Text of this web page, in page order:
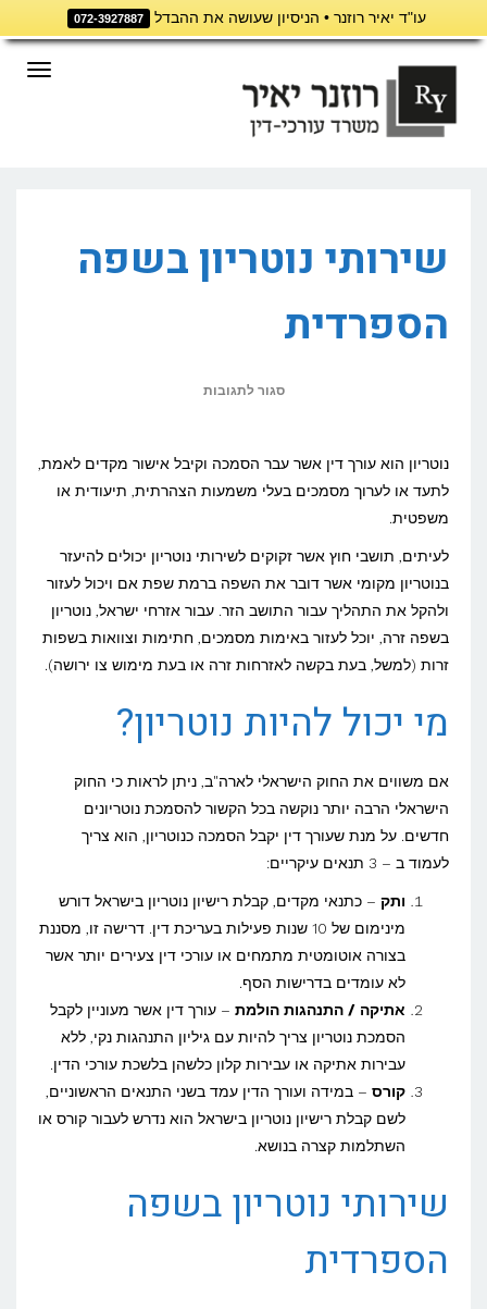
עו"ד יאיר רוזנר • הניסיון שעושה את ההבדל 072-3927887
לתוכן
שירותי נוטריון בשפה
הספרדית
סגור לתגובות
נוטריון
בשפה
נוטריון הוא עורך דין אשר עבר הסמכה וקיבל אישור מקדים לאמת,
לתעד או לערוך מסמכים בעלי משמעות הצהרתית, תיעודית או
משפטית.
לעיתים, תושבי חוץ אשר זקוקים לשירותי נוטריון יכולים להיעזר
בנוטריון מקומי אשר דובר את השפה ברמת שפת אם ויכול לעזור
ולהקל את התהליך עבור התושב הזר. עבור אזרחי ישראל, נוטריון
בשפה זרה, יוכל לעזור באימות מסמכים, חתימות וצוואות בשפות
זרות (למשל, בעת בקשה לאזרחות זרה או בעת מימוש צו ירושה).
מי יכול להיות נוטריון?
אם משווים את החוק הישראלי לארה"ב, ניתן לראות כי החוק
הישראלי הרבה יותר נוקשה בכל הקשור להסמכת נוטריונים
חדשים. על מנת שעורך דין יקבל הסמכה כנוטריון, הוא צריך
לעמוד ב – 3 תנאים עיקריים:
ותק – כתנאי מקדים, קבלת רישיון נוטריון בישראל דורש
מינימום של 10 שנות פעילות בעריכת דין. דרישה זו, מסננת
בצורה אוטומטית מתמחים או עורכי דין צעירים יותר אשר
לא עומדים בדרישות הסף.
אתיקה / התנהגות הולמת – עורך דין אשר מעוניין לקבל
הסמכת נוטריון צריך להיות עם גיליון התנהגות נקי, ללא
עבירות אתיקה או עבירות קלון כלשהן בלשכת עורכי הדין.
קורס – במידה ועורך הדין עמד בשני התנאים הראשוניים,
לשם קבלת רישיון נוטריון בישראל הוא נדרש לעבור קורס או
השתלמות קצרה בנושא.
שירותי נוטריון בשפה
הספרדית